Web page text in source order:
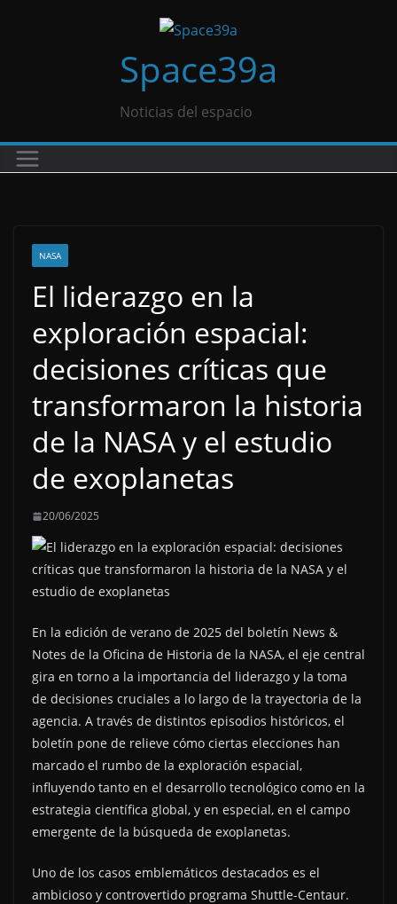
Space39a
Noticias del espacio
NASA
El liderazgo en la
exploración espacial:
decisiones críticas que
transformaron la historia
de la NASA y el estudio
de exoplanetas
20/06/2025
En la edición de verano de 2025 del boletín News &
Notes de la Oficina de Historia de la NASA, el eje central
gira en torno a la importancia del liderazgo y la toma
de decisiones cruciales a lo largo de la trayectoria de la
agencia. A través de distintos episodios históricos, el
boletín pone de relieve cómo ciertas elecciones han
marcado el rumbo de la exploración espacial,
influyendo tanto en el desarrollo tecnológico como en la
estrategia científica global, y en especial, en el campo
emergente de la búsqueda de exoplanetas.
Uno de los casos emblemáticos destacados es el
ambicioso y controvertido programa Shuttle-Centaur.